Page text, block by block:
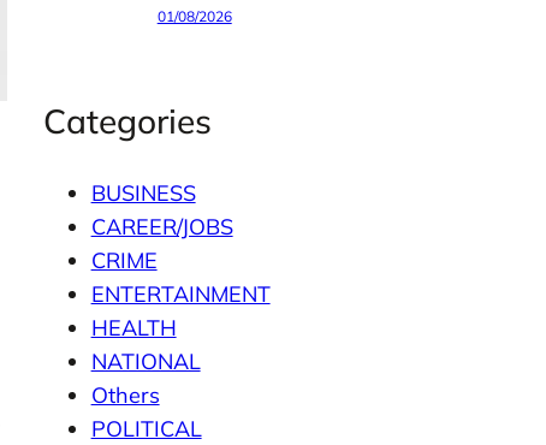
01/08/2026
Categories
BUSINESS
CAREER/JOBS
CRIME
ENTERTAINMENT
HEALTH
NATIONAL
Others
POLITICAL